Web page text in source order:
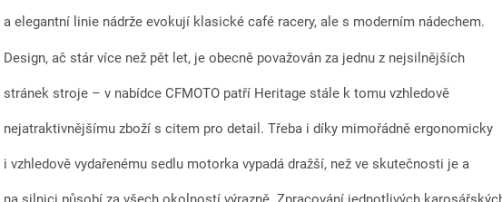
a elegantní linie nádrže evokují klasické café racery, ale s moderním nádechem.
Design, ač stár více než pět let, je obecně považován za jednu z nejsilnějších
stránek stroje – v nabídce CFMOTO patří Heritage stále k tomu vzhledově
nejatraktivnějšímu zboží s citem pro detail. Třeba i díky mimořádně ergonomicky
i vzhledově vydařenému sedlu motorka vypadá dražší, než ve skutečnosti je a